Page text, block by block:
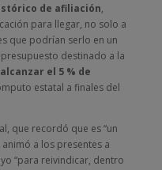
de afiliación,
para llegar, no solo a
que podrían serlo en un
destinado a la
el 5 % de
estatal a finales del
que recordó que es “un
animó a los presentes a
“para reivindicar, dentro